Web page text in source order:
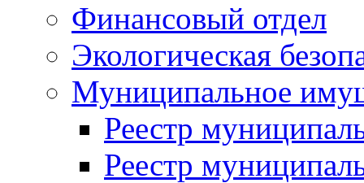
Финансовый отдел
Экологическая
Муниципальное
Реестр
Реестр